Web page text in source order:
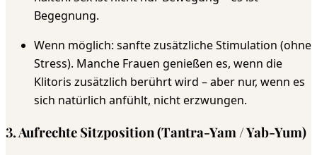
Begegnung.
Wenn möglich: sanfte zusätzliche Stimulation (ohne
Stress). Manche Frauen genießen es, wenn die
Klitoris zusätzlich berührt wird – aber nur, wenn es
sich natürlich anfühlt, nicht erzwungen.
3. Aufrechte Sitzposition (Tantra-Yam / Yab-Yum)